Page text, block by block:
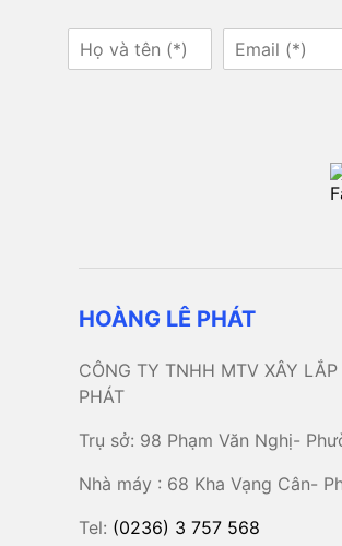
HOÀNG LÊ PHÁT
CÔNG TY TNHH MTV XÂY
PHÁT
Trụ sở: 98 Phạm Văn Nghị-
Nhà máy : 68 Kha Vạng Cân-
Tel: (0236) 3 757 568